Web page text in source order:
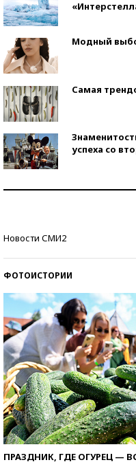
Модный
Самая
успеха со
Новости СМИ2
ФОТОИСТОРИИ
ПРАЗДНИК, ГДЕ ОГУРЕЦ —